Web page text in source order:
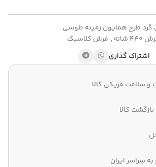
طرح همایون زمینه طوسی
شانه , فرش کلاسیک
اشتراک گذاری
و سلامت فزیکی کالا
سراسر ایران